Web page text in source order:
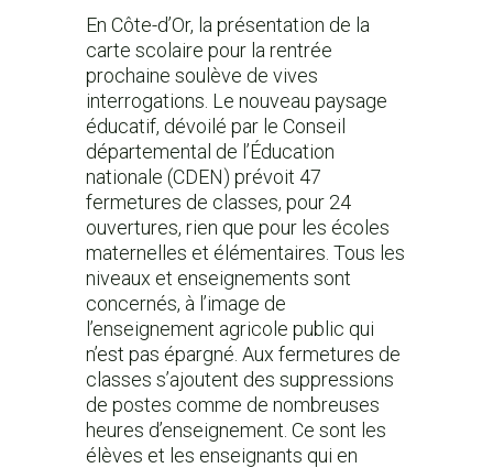
En Côte-d’Or, la présentation de la
carte scolaire pour la rentrée
prochaine soulève de vives
interrogations. Le nouveau paysage
éducatif, dévoilé par le Conseil
départemental de l’Éducation
nationale (CDEN) prévoit 47
fermetures de classes, pour 24
ouvertures, rien que pour les écoles
maternelles et élémentaires. Tous les
niveaux et enseignements sont
concernés, à l’image de
l’enseignement agricole public qui
n’est pas épargné. Aux fermetures de
classes s’ajoutent des suppressions
de postes comme de nombreuses
heures d’enseignement. Ce sont les
élèves et les enseignants qui en